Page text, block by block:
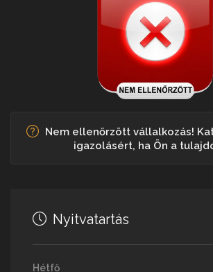
Nem ellenőrzött vállalkozás!
igazolásért, ha Ön a
Nyitvatartás
Hétfő